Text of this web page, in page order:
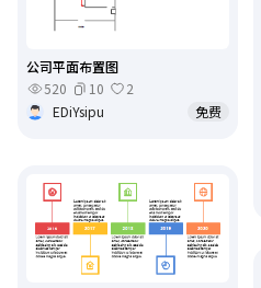
公司平面布置图
520
10
2
EDiYsipu
免费